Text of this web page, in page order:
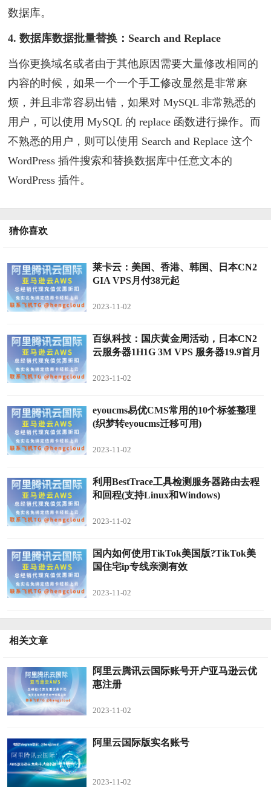
数据库。
4. 数据库数据批量替换：Search and Replace
当你更换域名或者由于其他原因需要大量修改相同的
内容的时候，如果一个一个手工修改显然是非常麻
烦，并且非常容易出错，如果对 MySQL 非常熟悉的
用户，可以使用 MySQL 的 replace 函数进行操作。而
不熟悉的用户，则可以使用 Search and Replace 这个
WordPress 插件搜索和替换数据库中任意文本的
WordPress 插件。
猜你喜欢
莱卡云：美国、香港、韩国、日本CN2
GIA VPS月付38元起
2023-11-02
百纵科技：国庆黄金周活动，日本CN2
云服务器1H1G 3M VPS 服务器19.9首月
2023-11-02
eyoucms易优CMS常用的10个标签整理
(织梦转eyoucms迁移可用)
2023-11-02
利用BestTrace工具检测服务器路由去程
和回程(支持Linux和Windows)
2023-11-02
国内如何使用TikTok美国版?TikTok美
国住宅ip专线亲测有效
2023-11-02
相关文章
阿里云腾讯云国际账号开户亚马逊云优
惠注册
2023-11-02
阿里云国际版实名账号
2023-11-02